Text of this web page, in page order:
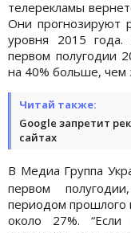
телерекламы
Они прогнозируют
уровня 2015
первом полугодии
на 40% больше, чем
Читай также:
Google запретит
сайтах
В Медиа Группа
первом
периодом прошлого
около 27%.